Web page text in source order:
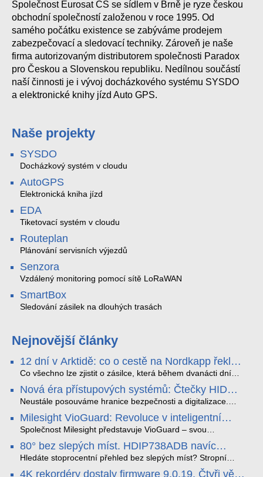
Společnost Eurosat CS se sídlem v Brně je ryze českou
obchodní společností založenou v roce 1995. Od
samého počátku existence se zabýváme prodejem
zabezpečovací a sledovací techniky. Zároveň je naše
firma autorizovaným distributorem společnosti Paradox
pro Českou a Slovenskou republiku. Nedílnou součástí
naší činnosti je i vývoj docházkového systému SYSDO
a elektronické knihy jízd Auto GPS.
Naše projekty
SYSDO
Docházkový systém v cloudu
AutoGPS
Elektronická kniha jízd
EDA
Tiketovací systém v cloudu
Routeplan
Plánování servisních výjezdů
Senzora
Vzdálený monitoring pomocí sítě LoRaWAN
SmartBox
Sledování zásilek na dlouhých trasách
Nejnovější články
12 dní v Arktidě: co o cestě na Nordkapp řekla
data ze SMARTBOX 2 MAX
Co všechno lze zjistit o zásilce, která během dvanácti dní
projede Arktidou? SMARTBOX 2 MAX jsme vzali na trasu z
Tromsø přes Lofoty, Kirunu a finské Laponsko až na
Nordkapp. Bez jediného dobití, v mrazu až −13 °C a mimo
otřesy i náklon. Výsledkem není jen čára na mapě, ale
podrobný datový příběh celé cesty.
Nová éra přístupových systémů: Čtečky HID
Signo
Neustále posouváme hranice bezpečnosti a digitalizace.
v oblasti kontroly přístupu – moderní a vysoce univerzální
čtečky HID Signo.
Milesight VioGuard: Revoluce v inteligentní
detekci dopravních přestupků
Společnost Milesight představuje VioGuard – svou
dopravních přestupků. Tento systém, poháněný
sofistikovanými algoritmy umělé inteligence (AI), je navržen
tak, aby poskytoval komplexní nástroje pro vymáhání
80° bez slepých míst. HDIP738ADB navíc
streamuje na YouTube – bez PC.
Hledáte stoprocentní přehled bez slepých míst? Stropní
panoramatická kamera HDIP738ADB skládá obraz ze dvou
4K rekordéry dostaly firmware 9.0.19. Čtyři věci,